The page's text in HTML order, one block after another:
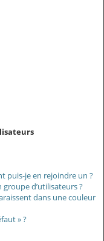
puis-je en rejoindre un ?
d’utilisateurs ?
dans une couleur
» ?